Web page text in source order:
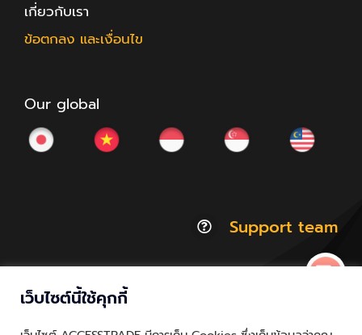
เกี่ยวกับเรา
ข้อตกลง และเงื่อนไข
Our global
Support team
เว็บไซต์นี้ใช้คุกกี้